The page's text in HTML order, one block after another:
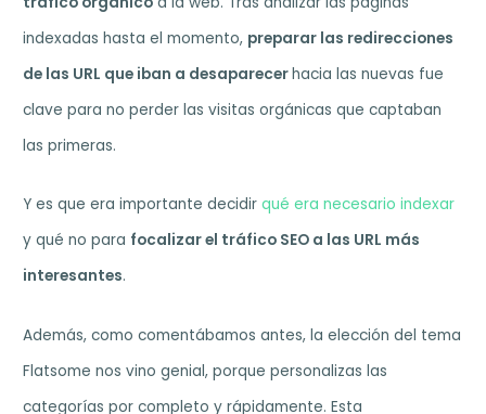
indexadas hasta el momento, preparar las redirecciones
de las URL que iban a desaparecerhacia las nuevas fue
clave para no perder las visitas orgánicas que captaban
las primeras.
Y es que era importante decidirqué era necesario indexar
y qué no para focalizar el tráfico SEO a las URL más
interesantes.
Además, como comentábamos antes, la elección del tema
Flatsome nos vino genial, porque personalizas las
categorías por completo y rápidamente. Esta